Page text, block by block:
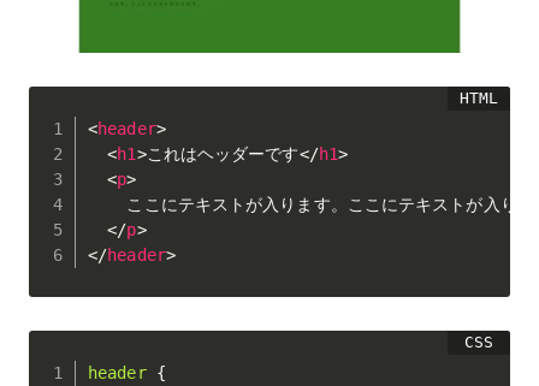
<header>
<h1>これはヘッダーです</h1>
<p>
ここにテキストが入ります。ここにテキストが入り
</p>
</header>
header {